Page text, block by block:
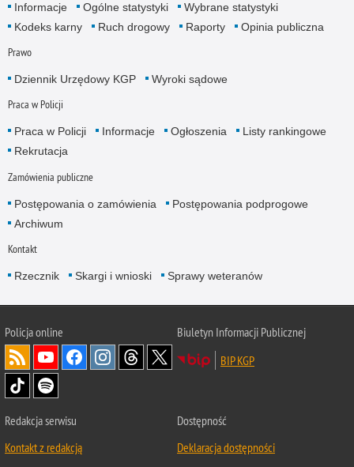
Informacje Ogólne statystyki
Wybrane statystyki
Kodeks karny
Ruch drogowy Raporty Opinia publiczna
Prawo
Dziennik Urzędowy KGP Wyroki sądowe
Praca w Policji
Praca w Policji Informacje Ogłoszenia
Listy rankingowe
Rekrutacja
Zamówienia publiczne
Postępowania o zamówienia
Postępowania podprogowe
Archiwum
Kontakt
Rzecznik Skargi i wnioski Sprawy weteranów
Policjaonline
Biuletyn Informacji Publicznej
BIP KGP
Redakcja serwisu
Kontakt z redakcją
Dostępność
Deklaracja dostępności